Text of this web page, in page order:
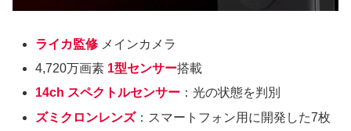
ライカ監修 メインカメラ
4,720万画素 1型センサー搭載
14ch スペクトルセンサー ：光の状態を判別
ズミクロンレンズ：スマートフォン用に開発した7枚